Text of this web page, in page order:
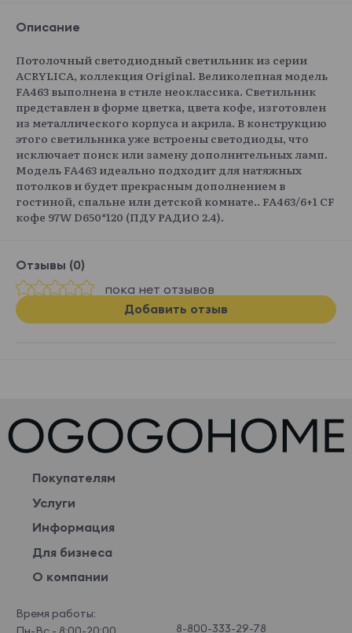
Описание
Потолочный светодиодный светильник из серии
ACRYLICA, коллекция Original. Великолепная модель
FA463 выполнена в стиле неоклассика. Светильник
представлен в форме цветка, цвета кофе, изготовлен
из металлического корпуса и акрила. В конструкцию
этого светильника уже встроены светодиоды, что
исключает поиск или замену дополнительных ламп.
Модель FA463 идеально подходит для натяжных
потолков и будет прекрасным дополнением в
гостиной, спальне или детской комнате.. FA463/6+1 CF
кофе 97W D650*120 (ПДУ РАДИО 2.4).
Отзывы (0)
пока нет отзывов
Добавить отзыв
Покупателям
Услуги
Информация
Для бизнеса
О компании
Время работы:
8-800-333-29-78